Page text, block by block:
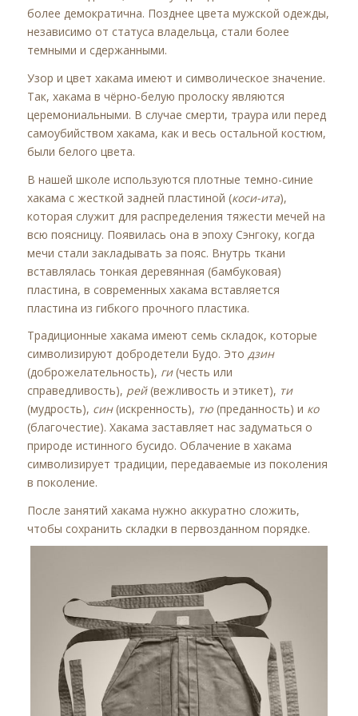
более демократична. Позднее цвета мужской одежды,
независимо от статуса владельца, стали более
темными и сдержанными.
Узор и цвет хакама имеют и символическое значение.
Так, хакама в чёрно-белую пролоску являются
церемониальными. В случае смерти, траура или перед
самоубийством хакама, как и весь остальной костюм,
были белого цвета.
В нашей школе используются плотные темно-синие
хакама с жесткой задней пластиной (коси-ита),
которая служит для распределения тяжести мечей на
всю поясницу. Появилась она в эпоху Сэнгоку, когда
мечи стали закладывать за пояс. Внутрь ткани
вставлялась тонкая деревянная (бамбуковая)
пластина, в современных хакама вставляется
пластина из гибкого прочного пластика.
Традиционные хакама имеют семь складок, которые
символизируют добродетели Будо. Это дзин
(доброжелательность), ги(честь или
справедливость), рей(вежливость и этикет), ти
(мудрость), син(искренность), тю(преданность) и ко
(благочестие). Хакама заставляет нас задуматься о
природе истинного бусидо. Облачение в хакама
символизирует традиции, передаваемые из поколения
в поколение.
После занятий хакама нужно аккуратно сложить,
чтобы сохранить складки в первозданном порядке.